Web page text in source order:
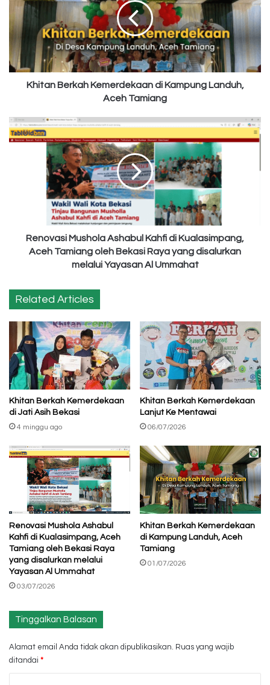
di
Kampung
Landuh,
Tamiang
Khitan Berkah Kemerdekaan di Kampung Landuh,
Aceh Tamiang
Renovasi
Mushola
Kualasimpang,
Bekasi
Yayasan
Ummahat
Renovasi Mushola Ashabul Kahfi di Kualasimpang,
Aceh Tamiang oleh Bekasi Raya yang disalurkan
melalui Yayasan Al Ummahat
Related Articles
Khitan Berkah Kemerdekaan
di Jati Asih Bekasi
4 minggu ago
Khitan Berkah Kemerdekaan
Lanjut Ke Mentawai
06/07/2026
Renovasi Mushola Ashabul
Kahfi di Kualasimpang, Aceh
Tamiang oleh Bekasi Raya
yang disalurkan melalui
Yayasan Al Ummahat
03/07/2026
Khitan Berkah Kemerdekaan
di Kampung Landuh, Aceh
Tamiang
01/07/2026
Tinggalkan Balasan
Alamat email Anda tidak akan dipublikasikan. Ruas yang wajib
ditandai *